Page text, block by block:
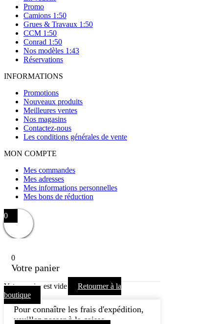
Promo
Camions 1:50
Grues & Travaux 1:50
CCM 1:50
Conrad 1:50
Nos modèles 1:43
Réservations
INFORMATIONS
Promotions
Nouveaux produits
Meilleures ventes
Nos magasins
Contactez-nous
Les conditions générales de vente
MON COMPTE
Mes commandes
Mes adresses
Mes informations personnelles
Mes bons de réduction
0
0
Votre panier
Votre panier est vide
Retourner à la
boutique
Pour connaître les frais d'expédition,
veuillez passer à la caisse.